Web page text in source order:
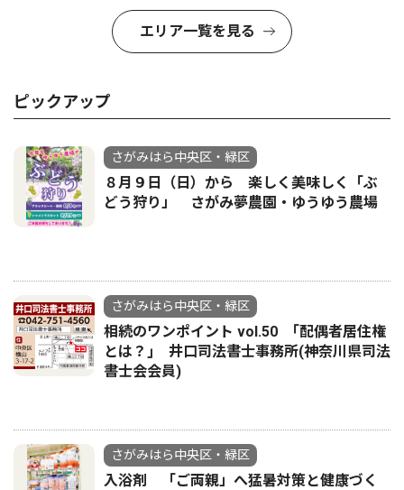
エリア一覧を見る
ピックアップ
さがみはら中央区・緑区
８月９日（日）から 楽しく美味しく「ぶ
どう狩り」 さがみ夢農園・ゆうゆう農場
さがみはら中央区・緑区
相続のワンポイント vol.50 ｢配偶者居住権
とは？｣ 井口司法書士事務所(神奈川県司法
書士会会員)
さがみはら中央区・緑区
入浴剤 「ご両親」へ猛暑対策と健康づく